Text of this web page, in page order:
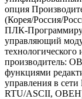
опция
(Корея/Россия/
ПЛК-
управляющий
технологического
производитель:
функциями
управления в
RTU/ASCII,